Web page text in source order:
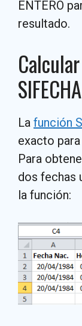
ENTERO
resultado.
SIFECHA
La función
exacto para
Para
dos fechas
la función: